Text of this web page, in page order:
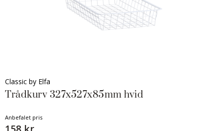
Classic by Elfa
Trådkurv 327x527x85mm hvid
Anbefalet pris